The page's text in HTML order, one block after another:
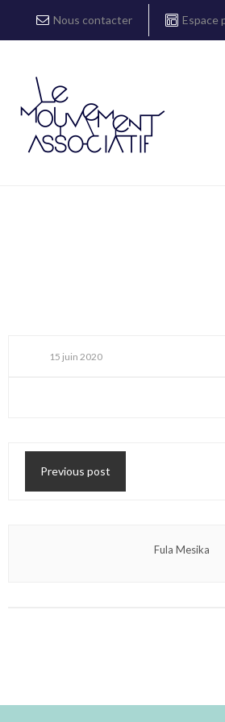
Nous contacter Espace
15 juin 2020
Previous post
Fula Mesika